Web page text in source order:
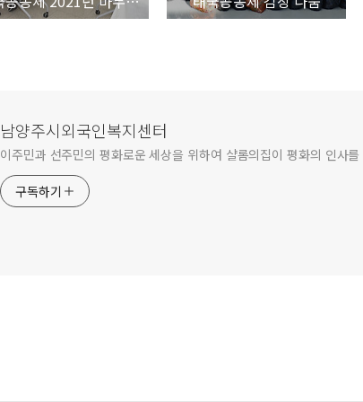
남양주시외국인복지센터
이주민과 선주민의 평화로운 세상을 위하여 샬롬의집이 평화의 인사
구독하기